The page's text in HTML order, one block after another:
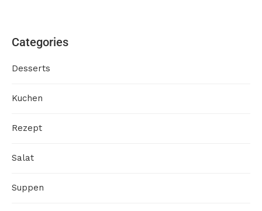
Categories
Desserts
Kuchen
Rezept
Salat
Suppen